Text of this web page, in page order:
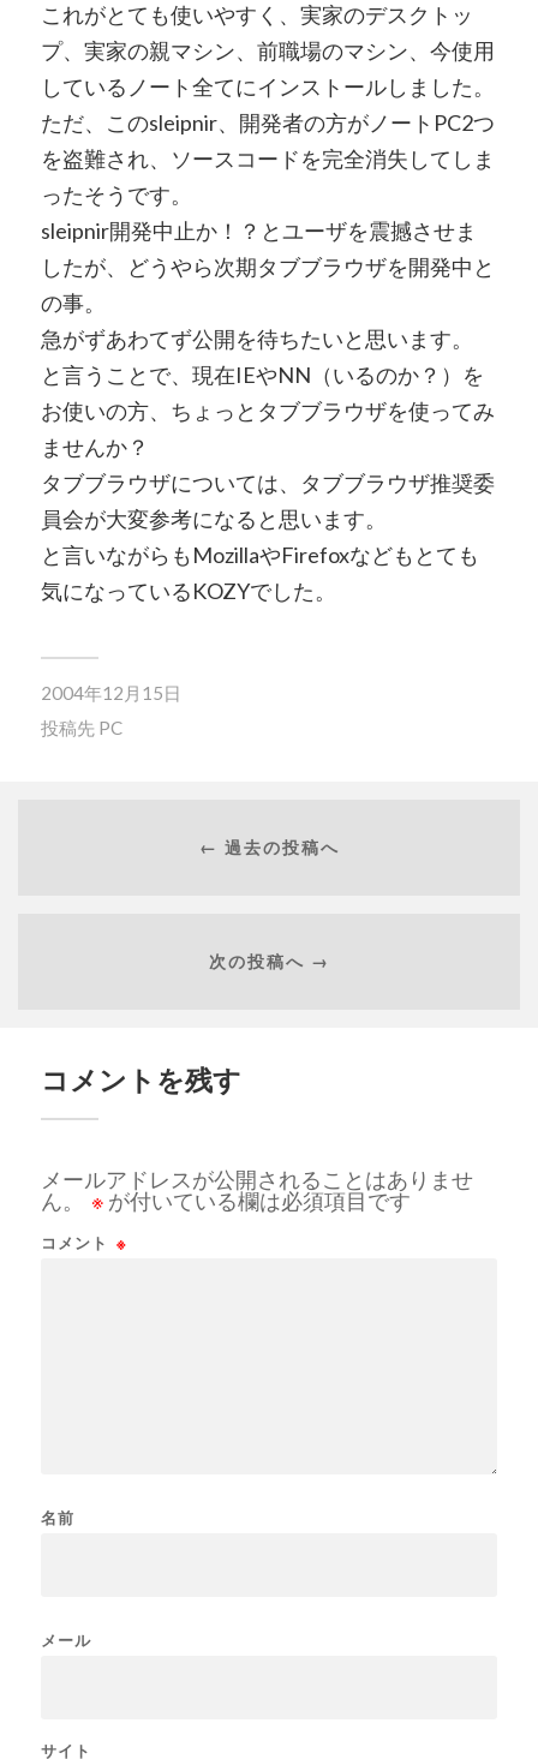
これがとても使いやすく、実家のデスクトッ
プ、実家の親マシン、前職場のマシン、今使用
しているノート全てにインストールしました。
ただ、このsleipnir、開発者の方がノートPC2つ
を盗難され、ソースコードを完全消失してしま
ったそうです。
sleipnir開発中止か！？とユーザを震撼させま
したが、どうやら次期タブブラウザを開発中と
の事。
急がずあわてず公開を待ちたいと思います。
と言うことで、現在IEやNN（いるのか？）を
お使いの方、ちょっとタブブラウザを使ってみ
ませんか？
タブブラウザについては、タブブラウザ推奨委
員会が大変参考になると思います。
と言いながらもMozillaやFirefoxなどもとても
気になっているKOZYでした。
2004年12月15日
投稿先 PC
← 過去の投稿へ
次の投稿へ →
コメントを残す
メールアドレスが公開されることはありませ
ん。
※ が付いている欄は必須項目です
コメント ※
名前
メール
サイト